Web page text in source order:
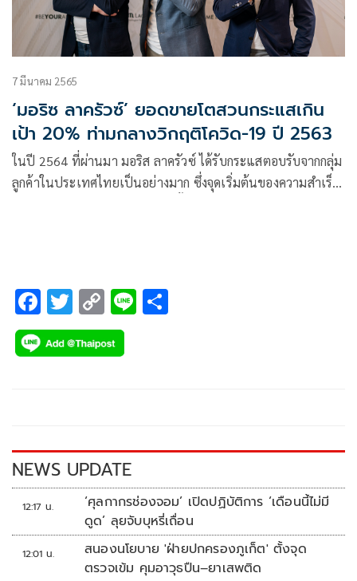
7 มีนาคม 2565
‘มอริซ ลาครัวซ์’ ยอดขายโตสวนกระแสเกิน
เป้า 20% ท่ามกลางวิกฤติโควิด-19 ปี 2563
ในปี 2564 ที่ผ่านมา มอริส ลาครัวซ์ ได้รับกระแสตอบรับจากกลุ่ม
ลูกค้าในประเทศไทยเป็นอย่างมาก ซึ่งจุดเริ่มต้นของความสำเร็จ
F
ac
e
k
T
wi
tt
C
o
p
k
Li
NEWS UPDATE
12:17 น.
‘ศุลกากรช่องจอม’ เปิดปฏิบัติการ ‘เดือนนี้ไม่มี
ดูด’ ลุยจับบุหรี่เถื่อน
12:01 น.
สนองนโยบาย 'ฝ่ายปกครองภูเก็ต' ตั้งจุด
ตรวจเข้ม คุมอาวุธปืน–ยาเสพติด